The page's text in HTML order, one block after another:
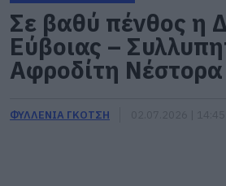
Σε βαθύ πένθος η
Εύβοιας –
Αφροδίτη Νέστορα
ΦΥΛΛΕΝΙΑ ΓΚΟΤΣΗ